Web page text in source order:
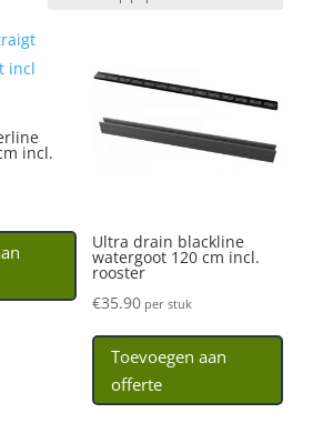
incl.
Ultra drain blackline
watergoot 120 cm incl.
rooster
€35.90 per stuk
Toevoegen aan
offerte